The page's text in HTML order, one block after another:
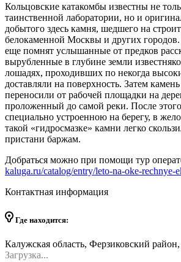
Кольцовские катакомбы известны не
таинственной лаборатории, но и
добытого здесь камня, шедшего на
белокаменной Москвы и других
еще помнят услышанные от предков
вырубленные в глубине земли
лошадях, проходивших по некогда
доставляли на поверхность. Затем
переносили от рабочей площадки на
проложенный до самой реки. После
специально устроенною на берегу, в
такой «гидросмазке» камни легко
пристани баржам.
Добраться можно при помощи тур
kaluga.ru/catalog/entry/leto-na-oke-rechnye-
Контактная информация
Где находится:
Калужская область, Ферзиковский
Загрузка...